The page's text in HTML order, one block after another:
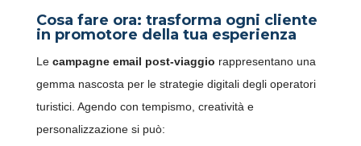
Cosa fare ora: trasforma ogni cliente
in promotore della tua esperienza
Le campagne email post-viaggio rappresentano una
gemma nascosta per le strategie digitali degli operatori
turistici. Agendo con tempismo, creatività e
personalizzazione si può: